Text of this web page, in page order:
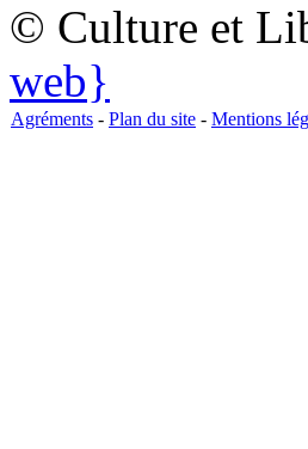
© Culture et
web}
Agréments - Plan du site - Mentions